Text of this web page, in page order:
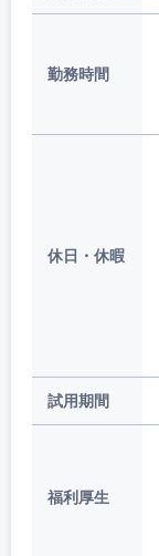
勤務時間
休日・休暇
試用期間
福利厚生